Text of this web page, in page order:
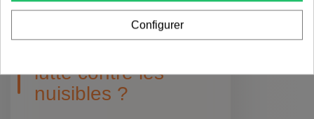
Pourquoi le gardien
d'immeuble est-il
lutte contre les
nuisibles ?
Configurer